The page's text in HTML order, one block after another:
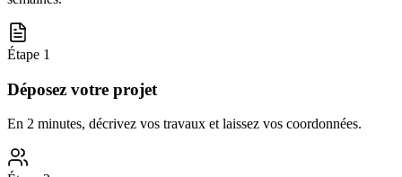
Étape 1
Déposez votre projet
En 2 minutes, décrivez vos travaux et laissez vos coordonnées.